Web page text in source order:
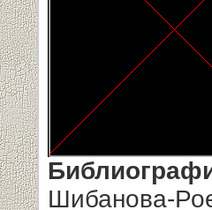
Шибанова-